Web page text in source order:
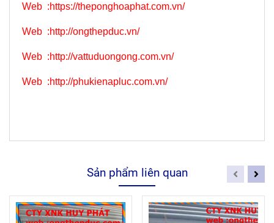
Web :https://theponghoaphat.com.vn/
Web :http://ongthepduc.vn/
Web :http://vattuduongong.com.vn/
Web :http://phukienapluc.com.vn/
Sản phẩm liên quan